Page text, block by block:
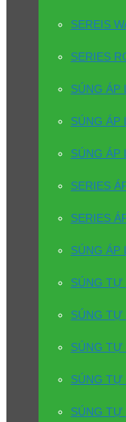
SEREIS
SERIES
SÚNG ÁP
SÚNG ÁP
SÚNG ÁP
SERIES
SERIES
SÚNG ÁP
SÚNG TỰ
SÚNG TỰ
SÚNG TỰ
SÚNG TỰ
SÚNG TỰ